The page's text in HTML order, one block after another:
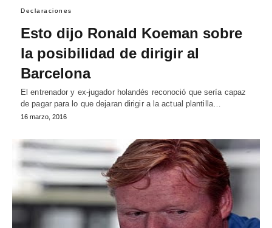
Declaraciones
Esto dijo Ronald Koeman sobre
la posibilidad de dirigir al
Barcelona
El entrenador y ex-jugador holandés reconoció que sería capaz
de pagar para lo que dejaran dirigir a la actual plantilla…
16 marzo, 2016